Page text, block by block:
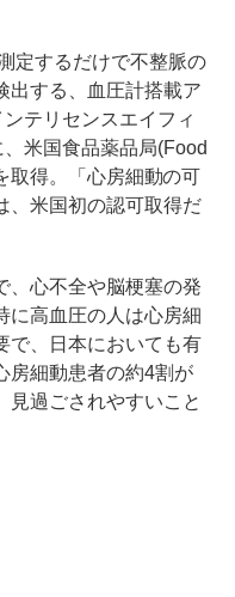
定するだけで不整脈の
出する、血圧計搭載ア
テリセンスエイフィ
米国食品薬品局(Food
取得。「心房細動の可
、米国初の認可取得だ
、心不全や脳梗塞の発
に高血圧の人は心房細
で、日本においても有
房細動患者の約4割が
見過ごされやすいこと